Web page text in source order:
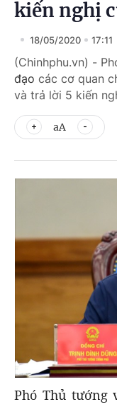
kiến nghị
18/05/2020 17:11
(Chinhphu.vn) -
đạo các cơ quan
và trả lời 5 kiến
aA
Phó Thủ tướng